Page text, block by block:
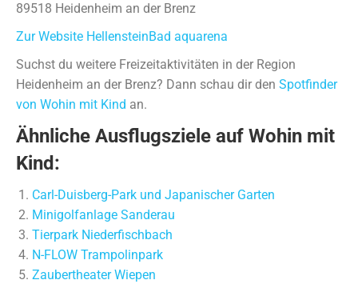
89518 Heidenheim an der Brenz
Zur Website HellensteinBad aquarena
Suchst du weitere Freizeitaktivitäten in der Region
Heidenheim an der Brenz? Dann schau dir den Spotfinder
von Wohin mit Kind an.
Ähnliche Ausflugsziele auf Wohin mit
Kind:
Carl-Duisberg-Park und Japanischer Garten
Minigolfanlage Sanderau
Tierpark Niederfischbach
N-FLOW Trampolinpark
Zaubertheater Wiepen